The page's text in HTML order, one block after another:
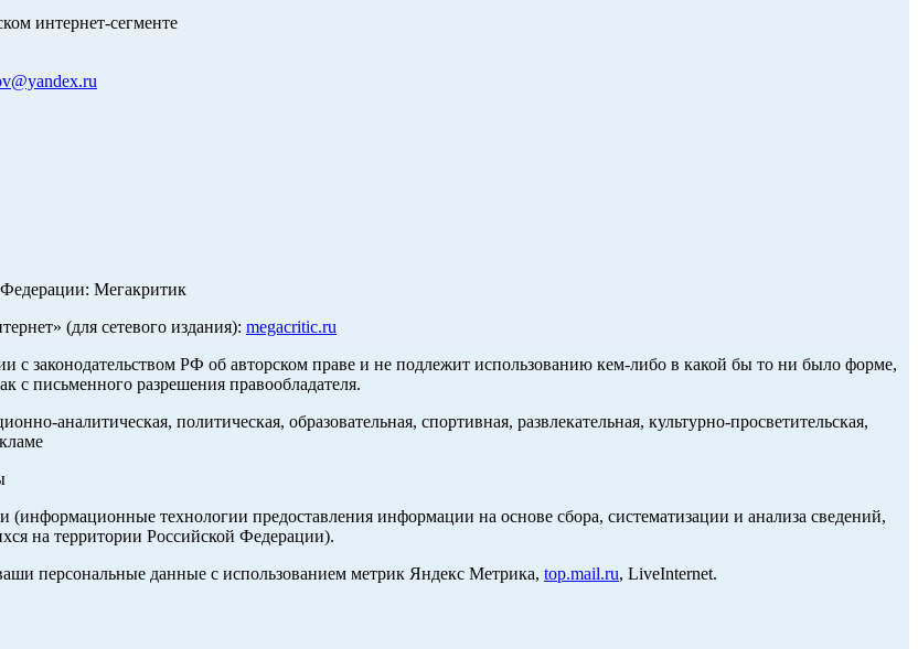
интернет-сегменте
Мегакритик
(для сетевого издания): megacritic.ru
с законодательством РФ об авторском праве и не подлежит использованию кем-либо в какой бы то ни было форме,
с письменного разрешения правообладателя.
аналитическая, политическая, образовательная, спортивная, развлекательная, культурно-просветительская,
технологии предоставления информации на основе сбора, систематизации и анализа сведений,
на территории Российской Федерации).
персональные данные с использованием метрик Яндекс Метрика, top.mail.ru, LiveInternet.